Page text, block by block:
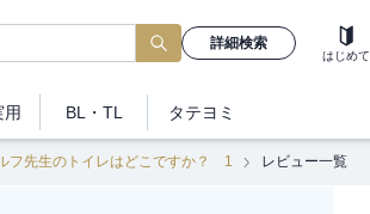
詳細検索
はじめて
用 BL・TL タテヨミ
フ先生のトイレはどこですか？ 1 レビュー一覧